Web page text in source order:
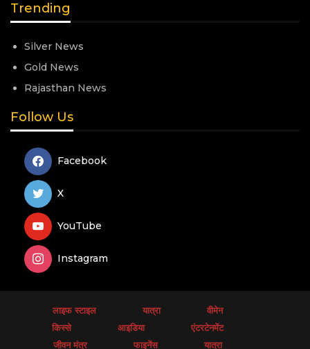
Trending
Silver News
Gold News
Rajasthan News
Follow Us
Facebook
X
YouTube
Instagram
लाइफ स्टाइल यात्रा
वीमेन
किस्से
आइडिया
एंटरटेनमेंट
जीवन मंत्र
फाइनेंस यात्रा